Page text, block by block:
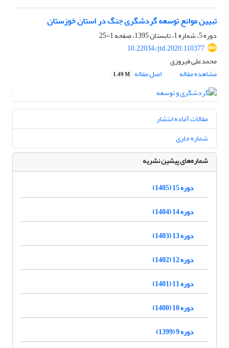
تبیین موانع توسعه گردشگری جنگ در استان خوزستان
دوره 5، شماره 1، تابستان 1395، صفحه
1-25
10.22034/jtd.2020.110377
محمدعلی فیروزی
مشاهده مقاله
اصل مقاله 1.49 M
مقالات آماده انتشار
شماره جاری
شماره‌های پیشین نشریه
دوره 15 (1405)
دوره 14 (1404)
دوره 13 (1403)
دوره 12 (1402)
دوره 11 (1401)
دوره 10 (1400)
دوره 9 (1399)